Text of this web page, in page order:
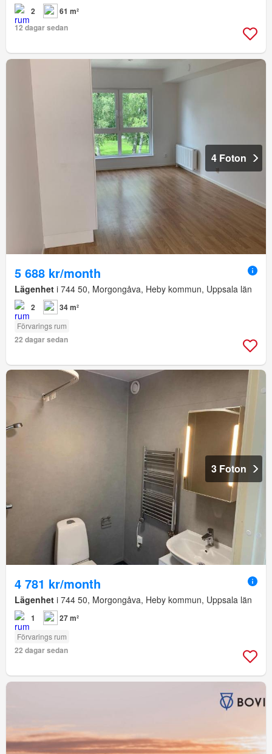
2
61 m²
12 dagar sedan
4 Foton
5 688 kr/month
Lägenhet i 744 50, Morgongåva, Heby kommun, Uppsala län
2 34 m²
Förvarings rum
22 dagar sedan
3 Foton
4 781 kr/month
Lägenhet i 744 50, Morgongåva, Heby kommun, Uppsala län
1 27 m²
Förvarings rum
22 dagar sedan